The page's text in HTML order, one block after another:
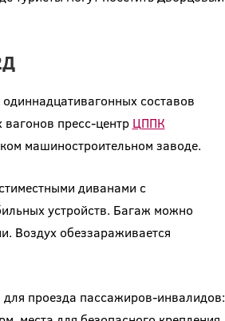
составов
пресс-центр ЦППК
машиностроительном заводе.
диванами с
устройств. Багаж можно
Воздух обеззараживается
проезда пассажиров-инвалидов: